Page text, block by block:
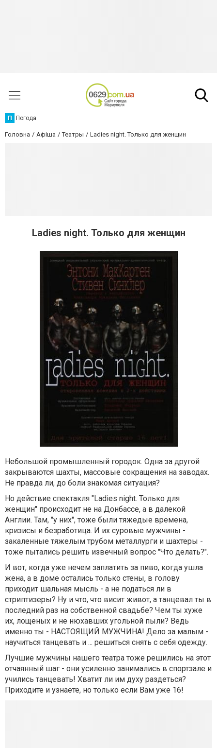
П Погода
Головна Афіша Театры Ladies night. Только для женщин
Ladies night. Только для женщин
Небольшой промышленный городок. Одна за другой
закрываются шахты, массовые сокращения на заводах.
Не правда ли, до боли знакомая ситуация?
Но действие спектакля "Ladies night. Только для
женщин" происходит не на Донбассе, а в далекой
Англии. Там, "у них", тоже были тяжедые времена,
кризисы и безработица. И их суровые мужчины -
закаленные тяжелым трубом металлурги и шахтеры -
тоже пытались решить извечный вопрос "Что делать?".
И вот, когда уже нечем заплатить за пиво, когда ушла
жена, а в доме остались только стены, в голову
приходит шальная мысль - а не податься ли в
стриптизеры? Ну и что, что висит живот, а танцевал ты в
последний раз на собственной свадьбе? Чем ты хуже
их, лощеных и не нюхавших угольной пыли? Ведь
именно ты - НАСТОЯЩИЙ МУЖЧИНА! Дело за малым -
научиться танцевать и ... решиться снять с себя одежду.
Лучшие мужчины нашего театра тоже решились на этот
отчаянный шаг - они усиленно занимались в спортзале и
учились танцевать! Хватит ли им духу раздеться?
Приходите и узнаете, но только если Вам уже 16!